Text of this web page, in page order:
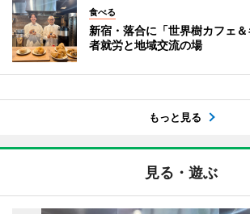
食べる
新宿・落合に「世界樹カフェ
者就労と地域交流の場
もっと見る
見る・遊ぶ